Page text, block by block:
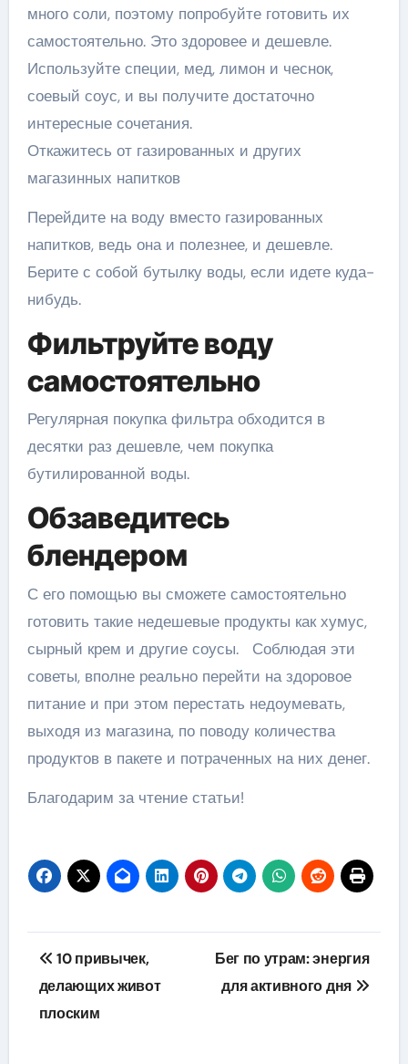
много соли, поэтому попробуйте готовить их
самостоятельно. Это здоровее и дешевле.
Используйте специи, мед, лимон и чеснок,
соевый соус, и вы получите достаточно
интересные сочетания.
Откажитесь от газированных и других
магазинных напитков
Перейдите на воду вместо газированных
напитков, ведь она и полезнее, и дешевле.
Берите с собой бутылку воды, если идете куда-
нибудь.
Фильтруйте воду
самостоятельно
Регулярная покупка фильтра обходится в
десятки раз дешевле, чем покупка
бутилированной воды.
Обзаведитесь
блендером
С его помощью вы сможете самостоятельно
готовить такие недешевые продукты как хумус,
сырный крем и другие соусы. Соблюдая эти
советы, вполне реально перейти на здоровое
питание и при этом перестать недоумевать,
выходя из магазина, по поводу количества
продуктов в пакете и потраченных на них денег.
Благодарим за чтение статьи!
Навигация
по
записям
10 привычек,
делающих живот
плоским
Бег по утрам: энергия
для активного дня